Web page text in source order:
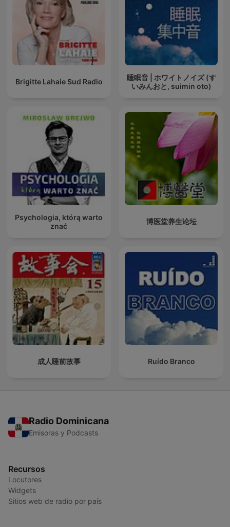
Brigitte Lahaie Sud Radio
睡眠音 | ホワイトノイズ (す
いみんおと, suimin oto)
Psychologia, którą warto
znać
博医堂养生论坛
成人睡前故事 Ruído Branco
Radio Dominicana
Emisoras y Podcasts
Recursos
Locutores
Widgets
Sitios web de radio por país